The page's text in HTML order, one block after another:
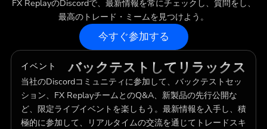
FX ReplayのDiscordで、最新情報を常にチェックし、質問をし、
最高のトレード・ミームを見つけよう。
今すぐ参加する
イベント バックテストしてリラックス
当社のDiscordコミュニティに参加して、バックテストセッ
ション、FX ReplayチームとのQ&A、新製品の先行公開な
ど、限定ライブイベントを楽しもう。最新情報を入手し、積
極的に参加して、リアルタイムの交流を通じてトレードスキ